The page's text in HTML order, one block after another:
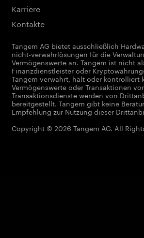
Karriere
Kontakte
Tangem AG bietet ausschließlich
nicht-verwahrlösungen für die
Vermögenswerte an. Tangem ist nicht
Finanzdienstleister oder
Tangem verwahrt, hält oder kontrolliert
Vermögenswerte oder Transaktionen
Transaktionsdienste werden von
bereitgestellt. Tangem gibt keine
Empfehlung zur Nutzung dieser